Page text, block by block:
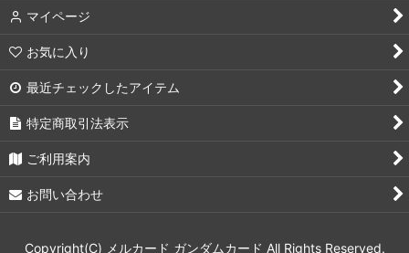
マイページ
お気に入り
最近チェックしたアイテム
特定商取引法表示
ご利用案内
お問い合わせ
Copyright(C) メルカード ガンダムカード All Rights Reserved.